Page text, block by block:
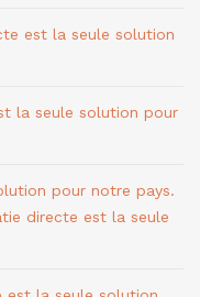
est la seule solution
la seule solution pour
pour notre pays.
directe est la seule